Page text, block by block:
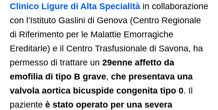
Clinico Ligure di Alta Specialità in collaborazione
con l’Istituto Gaslini di Genova (Centro Regionale
di Riferimento per le Malattie Emorragiche
Ereditarie) e il Centro Trasfusionale di Savona, ha
permesso di trattare un 29enne affetto da
emofilia di tipo B grave, che presentava una
valvola aortica bicuspide congenita tipo 0. Il
paziente è stato operato per una severa